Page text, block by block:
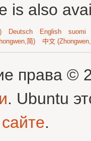
is also
Deutsch English suomi
简) 中文
права ©
. Ubuntu
.